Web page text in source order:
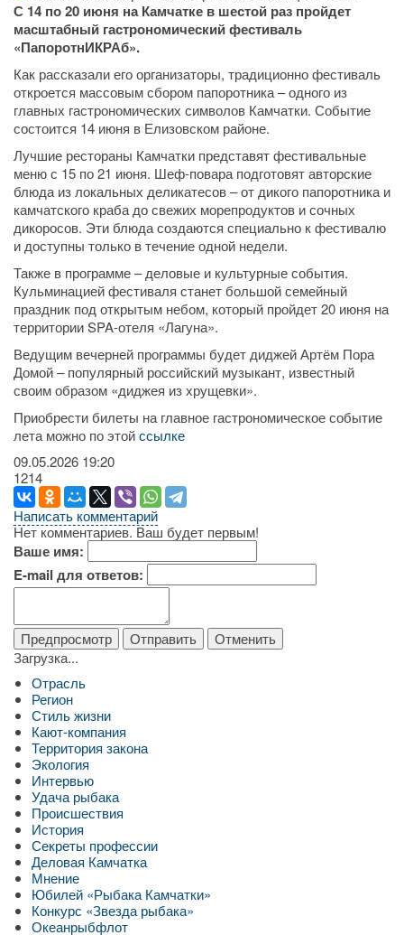
С 14 по 20 июня на Камчатке в шестой раз пройдет
масштабный гастрономический фестиваль
«ПапоротнИКРАб».
Как рассказали его организаторы, традиционно фестиваль
откроется массовым сбором папоротника – одного из
главных гастрономических символов Камчатки. Событие
состоится 14 июня в Елизовском районе.
Лучшие рестораны Камчатки представят фестивальные
меню с 15 по 21 июня. Шеф-повара подготовят авторские
блюда из локальных деликатесов – от дикого папоротника и
камчатского краба до свежих морепродуктов и сочных
дикоросов. Эти блюда создаются специально к фестивалю
и доступны только в течение одной недели.
Также в программе – деловые и культурные события.
Кульминацией фестиваля станет большой семейный
праздник под открытым небом, который пройдет 20 июня на
территории SPA-отеля «Лагуна».
Ведущим вечерней программы будет диджей Артём Пора
Домой – популярный российский музыкант, известный
своим образом «диджея из хрущевки».
Приобрести билеты на главное гастрономическое событие
лета можно по этойссылке
09.05.2026 19:20
1214
Написать комментарий
Нет комментариев. Ваш будет первым!
Ваше имя:
E-mail для ответов:
Загрузка...
Отрасль
Регион
Стиль жизни
Кают-компания
Территория закона
Экология
Интервью
Удача рыбака
Происшествия
История
Секреты профессии
Деловая Камчатка
Мнение
Юбилей «Рыбака Камчатки»
Конкурс «Звезда рыбака»
Океанрыбфлот